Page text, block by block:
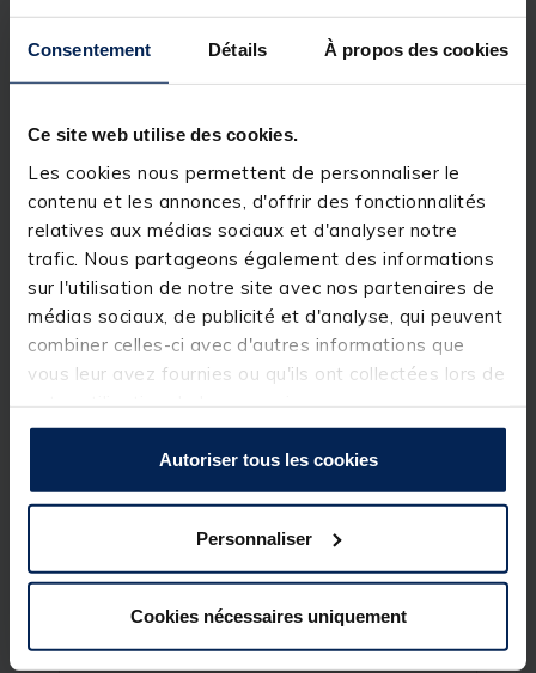
Consentement Détails À propos des cookies
Ce site web utilise des cookies.
Les cookies nous permettent de personnaliser le
contenu et les annonces, d'offrir des fonctionnalités
relatives aux médias sociaux et d'analyser notre
trafic. Nous partageons également des informations
sur l'utilisation de notre site avec nos partenaires de
médias sociaux, de publicité et d'analyse, qui peuvent
combiner celles-ci avec d'autres informations que
vous leur avez fournies ou qu'ils ont collectées lors de
Autoriser tous les cookies
Personnaliser
Cookies nécessaires uniquement
Doté d'un filetage 3/8", il peut être connecté à un
mât tempête ou sur un rod pod pour mettre en
évidence l'emplacement des cannes, permettant
le poste sans risquer d’emmêler vos lignes.
Détails
Offre un fonctionnement automatique
d’allumage/extinction de la lumière
Cinq options de couleurs – vert, rouge, bleu, violet,
blanc
Fonction « mémoire » pour conserver le dernier
réglage sélectionné
Partie supérieure orange/blanc réfléchissante à la
lumière
Spécifications
Réf.
237959-1